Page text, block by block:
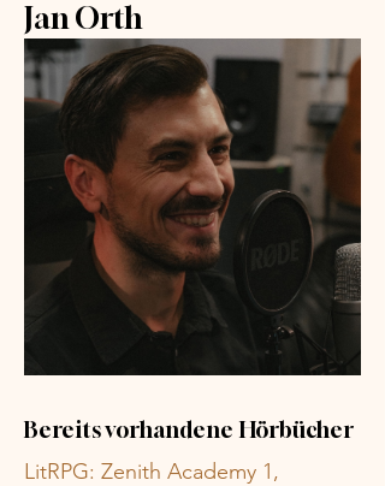
Jan Orth
Bereits vorhandene Hörbücher
LitRPG: Zenith Academy 1,